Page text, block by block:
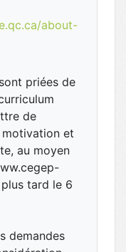
about-
priées de
de
et
au moyen
tard le 6
demandes